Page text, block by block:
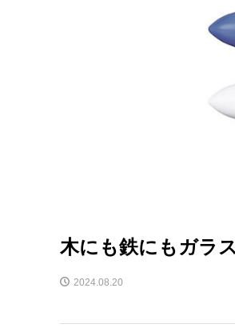
木にも鉄にもガラ
2024.08.20